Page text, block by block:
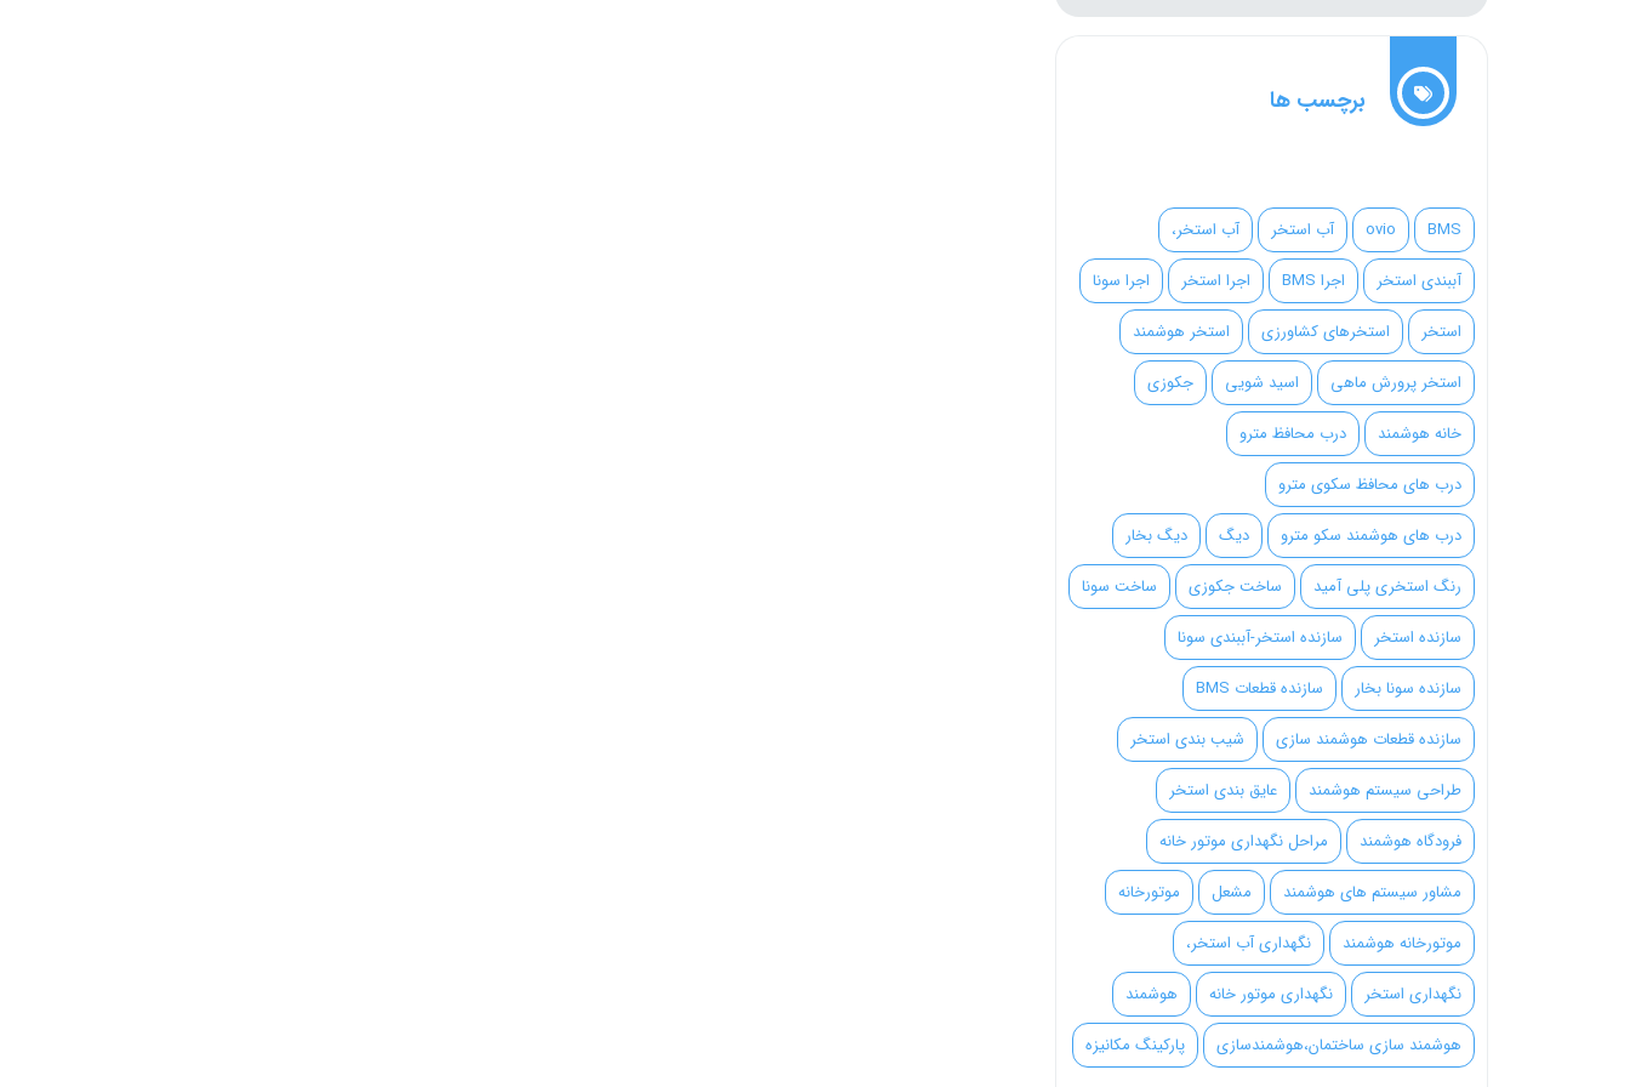
برچسب ها
BMS
ovio آب استخر
آب استخر،
آببندی استخر
اجرا BMS اجرا استخر
اجرا سونا
استخر
استخرهای کشاورزی
استخر هوشمند
استخر پرورش ماهی
اسید شویی
جکوزی
خانه هوشمند
درب محافظ مترو
درب های محافظ سکوی مترو
درب های هوشمند سکو مترو
دیگ
دیگ بخار
رنگ استخری پلی آمید
ساخت جکوزی
ساخت سونا
سازنده استخر
سازنده استخر-آببندی سونا
سازنده سونا بخار
سازنده قطعات BMS
سازنده قطعات هوشمند سازی
شیب بندی استخر
طراحی سیستم هوشمند
عایق بندی استخر
فرودگاه هوشمند
مراحل نگهداری موتور خانه
مشاور سیستم های هوشمند
مشعل
موتورخانه
موتورخانه هوشمند
نگهداری آب استخر،
نگهداری استخر
نگهداری موتور خانه
هوشمند
هوشمند سازی ساختمان،هوشمندسازی
پارکینگ مکانیزه